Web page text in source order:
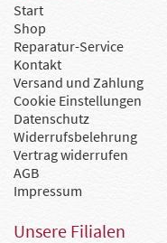
Start
Shop
Reparatur-Service
Kontakt
Versand und Zahlung
Cookie Einstellungen
Datenschutz
Widerrufsbelehrung
Vertrag widerrufen
AGB
Impressum
Unsere Filialen